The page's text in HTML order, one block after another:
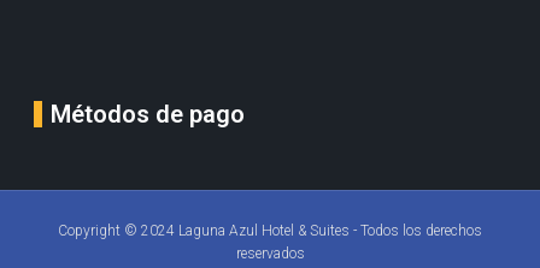
Métodos de pago
Copyright © 2024 Laguna Azul Hotel & Suites - Todos los derechos
reservados